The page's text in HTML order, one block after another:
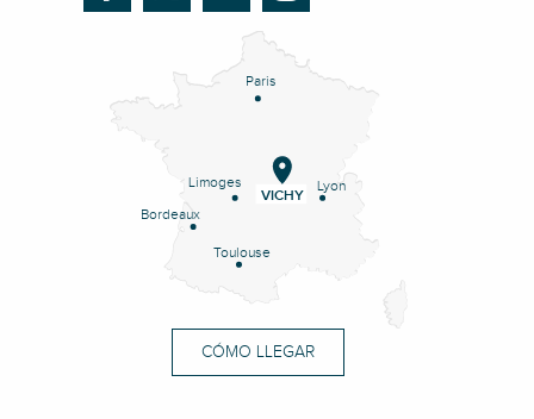
Paris
Lyon
Limoges
Bordeaux
Toulouse
VICHY
CÓMO LLEGAR